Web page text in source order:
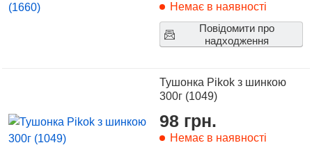
Немає в наявності
Повідомити про
надходження
Тушонка Pikok з шинкою
300г (1049)
98 грн.
Немає в наявності